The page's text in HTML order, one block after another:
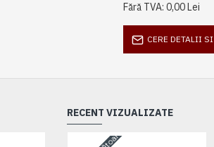
Fără TVA: 0,00 Lei
CERE DETALII
RECENT VIZUALIZATE